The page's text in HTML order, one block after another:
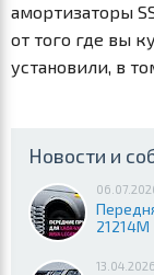
амортизаторы
от того где вы
установили, в
Новости и
21214М
13.04.2026